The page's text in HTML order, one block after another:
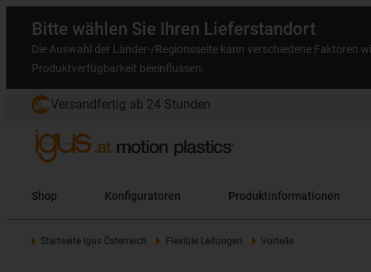
Bitte wählen Sie Ihren Lieferstandort
Die Auswahl der Länder-/Regionsseite kann verschiedene Faktoren
Produktverfügbarkeit beeinflussen.
Versandfertig ab 24 Stunden
Shop Konfiguratoren Produktinformationen
Startseite igus Österreich Flexible Leitungen Vorteile